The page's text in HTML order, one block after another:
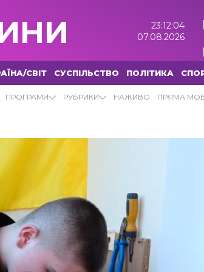
23:12:05
07.08.2026
СВІТ СУСПІЛЬСТВО ПОЛІТИКА
ПРОГРАМИ РУБРИКИ НАЖИВО ПРЯМА